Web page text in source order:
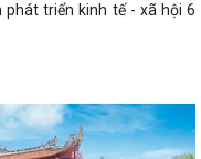
phát triển kinh tế - xã hội 6
sung danh mục các dự án,
lần đầu trên địa bàn thành